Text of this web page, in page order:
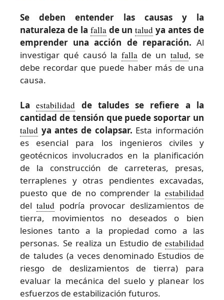
Se deben entender las causas y la
naturaleza de la falla de untalud ya antes de
emprender una acción de reparación. Al
investigar qué causó la falla de un talud, se
debe recordar que puede haber más de una
causa.
Laestabilidad de taludes se refiere a la
cantidad de tensión que puede soportar un
talud ya antes de colapsar. Esta información
es esencial para los ingenieros civiles y
geotécnicos involucrados en la planificación
de la construcción de carreteras, presas,
terraplenes y otras pendientes excavadas,
puesto que de no comprender la estabilidad
deltalud podría provocar deslizamientos de
tierra, movimientos no deseados o bien
lesiones tanto a la propiedad como a las
personas. Se realiza un Estudio de estabilidad
de taludes (a veces denominado Estudios de
riesgo de deslizamientos de tierra) para
evaluar la mecánica del suelo y planear los
esfuerzos de estabilización futuros.